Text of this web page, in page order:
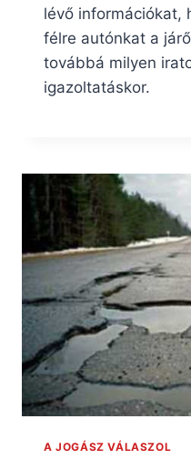
lévő információkat,
félre autónkat a
továbbá milyen
igazoltatáskor.
A JOGÁSZ VÁLASZOL